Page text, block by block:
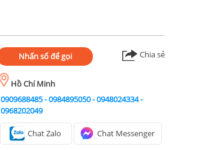
Nhấn số để gọi Chia sẻ
Hồ Chí Minh
0909688485-0984895050-0948024334-
0968202049
Chat Zalo Chat Messenger